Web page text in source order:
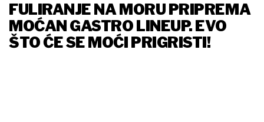
FULIRANJE NA MORU PRIPREMA
MOĆAN GASTRO LINEUP. EVO
ŠTO ĆE SE MOĆI PRIGRISTI!